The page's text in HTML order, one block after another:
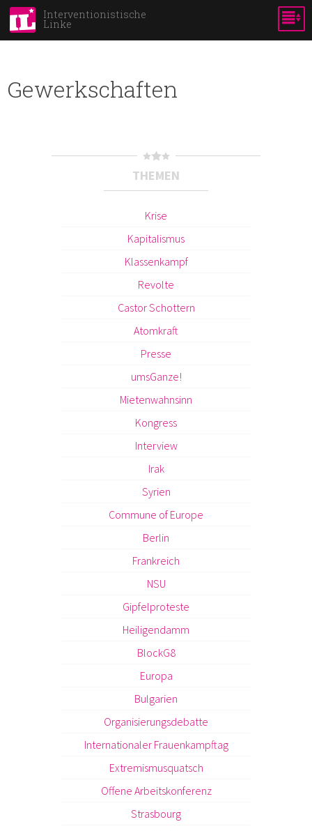
Direkt
Inhalt
Interventionistische
Linke
Gewerkschaften
THEMEN
Krise
Kapitalismus
Klassenkampf
Revolte
Castor Schottern
Atomkraft
Presse
umsGanze!
Mietenwahnsinn
Kongress
Interview
Irak
Syrien
Commune of Europe
Berlin
Frankreich
NSU
Gipfelproteste
Heiligendamm
BlockG8
Europa
Bulgarien
Organisierungsdebatte
Internationaler Frauenkampftag
Extremismusquatsch
Offene Arbeitskonferenz
Strasbourg